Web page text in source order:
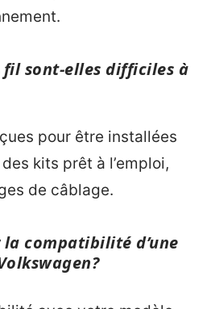
fil sont-elles difficiles à
pour être installées
kits prêt à l’emploi,
de câblage.
compatibilité d’une